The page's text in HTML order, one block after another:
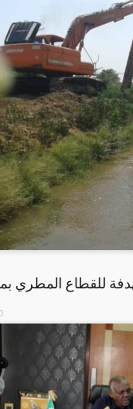
للقطاع المطري